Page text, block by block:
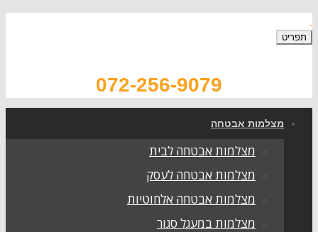
072-256-9079
אבטחה
מצלמות אבטחה לבית
מצלמות אבטחה לעסק
מצלמות אבטחה אלחוטיות
מצלמות במעגל סגור